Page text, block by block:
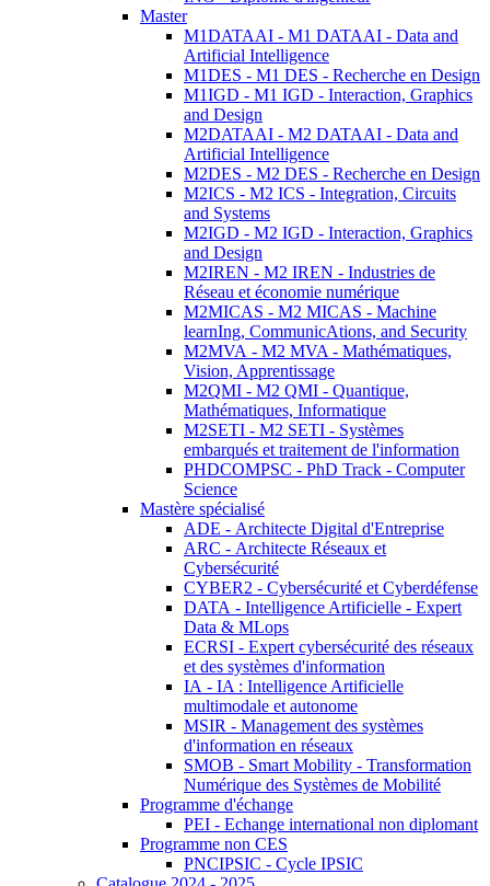
Master
M1DATAAI - M1 DATAAI - Data and
Artificial Intelligence
M1DES - M1 DES - Recherche en Design
M1IGD - M1 IGD - Interaction, Graphics
and Design
M2DATAAI - M2 DATAAI - Data and
Artificial Intelligence
M2DES - M2 DES - Recherche en Design
M2ICS - M2 ICS - Integration, Circuits
and Systems
M2IGD - M2 IGD - Interaction, Graphics
and Design
M2IREN - M2 IREN - Industries de
Réseau et économie numérique
M2MICAS - M2 MICAS - Machine
learnIng, CommunicAtions, and Security
M2MVA - M2 MVA - Mathématiques,
Vision, Apprentissage
M2QMI - M2 QMI - Quantique,
Mathématiques, Informatique
M2SETI - M2 SETI - Systèmes
embarqués et traitement de l'information
PHDCOMPSC - PhD Track - Computer
Science
Mastère spécialisé
ADE - Architecte Digital d'Entreprise
ARC - Architecte Réseaux et
Cybersécurité
CYBER2 - Cybersécurité et Cyberdéfense
DATA - Intelligence Artificielle - Expert
Data & MLops
ECRSI - Expert cybersécurité des réseaux
et des systèmes d'information
IA - IA : Intelligence Artificielle
multimodale et autonome
MSIR - Management des systèmes
d'information en réseaux
SMOB - Smart Mobility - Transformation
Numérique des Systèmes de Mobilité
Programme d'échange
PEI - Echange international non diplomant
Programme non CES
PNCIPSIC - Cycle IPSIC